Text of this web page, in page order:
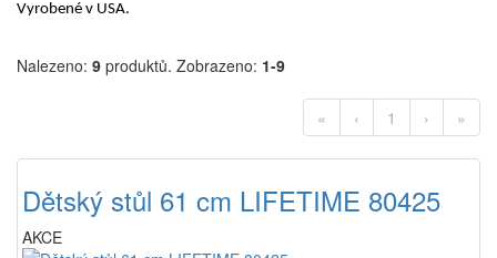
Vyrobené v USA.
Nalezeno: 9 produktů. Zobrazeno: 1-9
« ‹ 1 › »
Dětský stůl 61 cm LIFETIME 80425
AKCE